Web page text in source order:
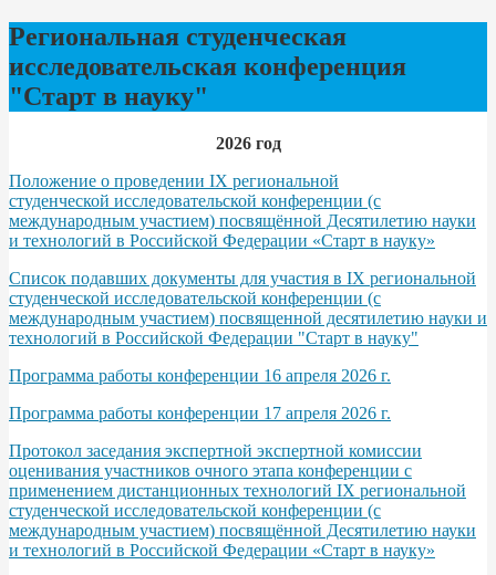
Региональная студенческая
исследовательская конференция
"Старт в науку"
2026 год
Положение о проведении IX региональной
студенческой исследовательской конференции (с
международным участием) посвящённой Десятилетию науки
и технологий в Российской Федерации «Старт в науку»
Список подавших документы для участия в IX региональной
студенческой исследовательской конференции (с
международным участием) посвященной десятилетию науки и
технологий в Российской Федерации "Старт в науку"
Программа работы конференции 16 апреля 2026 г.
Программа работы конференции 17 апреля 2026 г.
Протокол заседания экспертной экспертной комиссии
оценивания участников очного этапа конференции с
применением дистанционных технологий IХ региональной
студенческой исследовательской конференции (с
международным участием) посвящённой Десятилетию науки
и технологий в Российской Федерации «Старт в науку»